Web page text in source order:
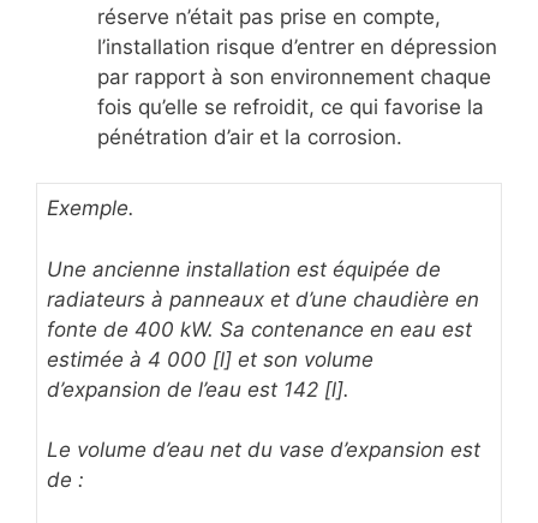
réserve n’était pas prise en compte,
l’installation risque d’entrer en dépression
par rapport à son environnement chaque
fois qu’elle se refroidit, ce qui favorise la
pénétration d’air et la corrosion.
Exemple.
Une ancienne installation est équipée de
radiateurs à panneaux et d’une chaudière en
fonte de 400 kW. Sa contenance en eau est
estimée à 4 000 [l] et son volume
d’expansion de l’eau est 142 [l].
Le volume d’eau net du vase d’expansion est
de :